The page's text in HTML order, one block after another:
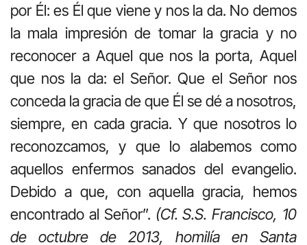
por Él: es Él que viene y nos la da. No demos
la mala impresión de tomar la gracia y no
reconocer a Aquel que nos la porta, Aquel
que nos la da: el Señor. Que el Señor nos
conceda la gracia de que Él se dé a nosotros,
siempre, en cada gracia. Y que nosotros lo
reconozcamos, y que lo alabemos como
aquellos enfermos sanados del evangelio.
Debido a que, con aquella gracia, hemos
encontrado al Señor”. (Cf. S.S. Francisco, 10
de octubre de 2013, homilía en Santa